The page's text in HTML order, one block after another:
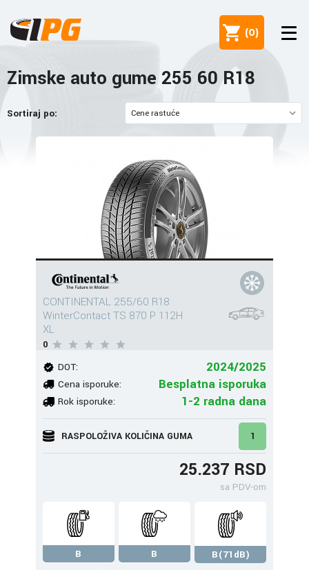
(0)
Zimske auto gume 255 60 R18
Sortiraj po:
CONTINENTAL 255/60 R18
WinterContact TS 870 P 112H
XL
0
DOT: 2024/2025
Cena isporuke: Besplatna isporuka
Rok isporuke: 1-2 radna dana
RASPOLOŽIVA KOLIČINA GUMA 1
25.237 RSD
sa PDV-om
B B
B(71dB)